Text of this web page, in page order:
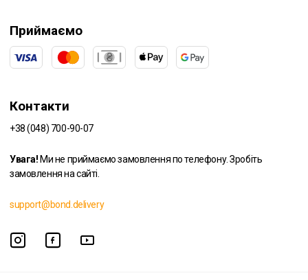
Приймаємо
Контакти
+38 (048) 700-90-07
Увага! Ми не приймаємо замовлення по телефону. Зробіть
замовлення на сайті.
support@bond.delivery